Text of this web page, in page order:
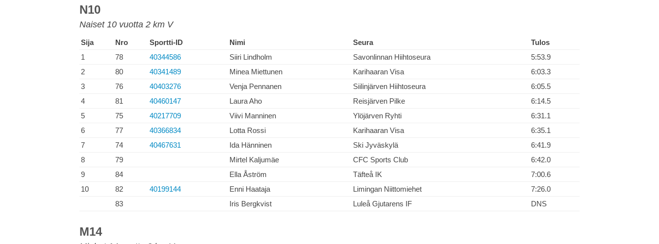
N10
Naiset 10 vuotta 2 km V
Sija Nro Sportti-ID Nimi Seura
Tulos
1
78 40344586 Siiri Lindholm Savonlinnan Hiihtoseura
5:53.9
2
80 40341489 Minea Miettunen Karihaaran Visa
6:03.3
3
76 40403276 Venja Pennanen Siilinjärven Hiihtoseura
6:05.5
4
81 40460147 Laura Aho Reisjärven Pilke
6:14.5
5
75 40217709 Viivi Manninen Ylöjärven Ryhti
6:31.1
6
77 40366834 Lotta Rossi Karihaaran Visa
6:35.1
7
74 40467631 Ida Hänninen Ski Jyväskylä
6:41.9
8
79 Mirtel Kaljumäe CFC Sports Club
6:42.0
9
84 Ella Åström Täfteå IK
7:00.6
10
82 40199144 Enni Haataja Limingan Niittomiehet
7:26.0
83
Iris Bergkvist Luleå Gjutarens IF DNS
M14